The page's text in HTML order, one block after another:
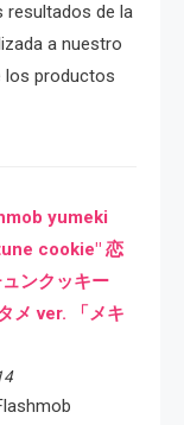
resultados de la
a nuestro
los productos
yumeki
cookie" 恋
ンクッキー
メ ver. 「メキ